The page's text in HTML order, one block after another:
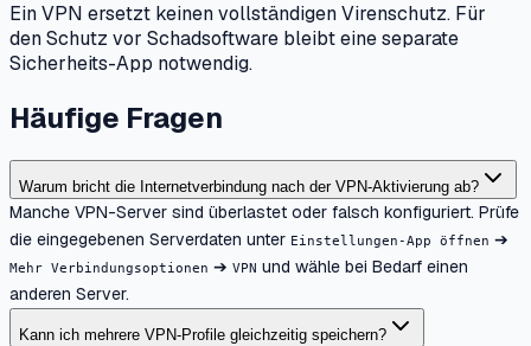
Ein VPN ersetzt keinen vollständigen Virenschutz. Für
den Schutz vor Schadsoftware bleibt eine separate
Sicherheits-App notwendig.
Häufige Fragen
Warum bricht die Internetverbindung nach der VPN-Aktivierung ab?
Manche VPN-Server sind überlastet oder falsch konfiguriert. Prüfe
die eingegebenen Serverdaten unter Einstellungen-App öffnen ➔
Mehr Verbindungsoptionen ➔ VPN und wähle bei Bedarf einen
anderen Server.
Kann ich mehrere VPN-Profile gleichzeitig speichern?